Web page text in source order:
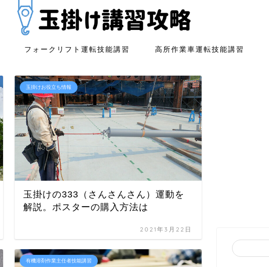
フォークリフト運転技能講習 高所作業車運転技能講習
玉掛けお役立ち情報
玉掛けの333（さんさんさん）運動を
解説。ポスターの購入方法は
2021年3月22日
有機溶剤作業主任者技能講習